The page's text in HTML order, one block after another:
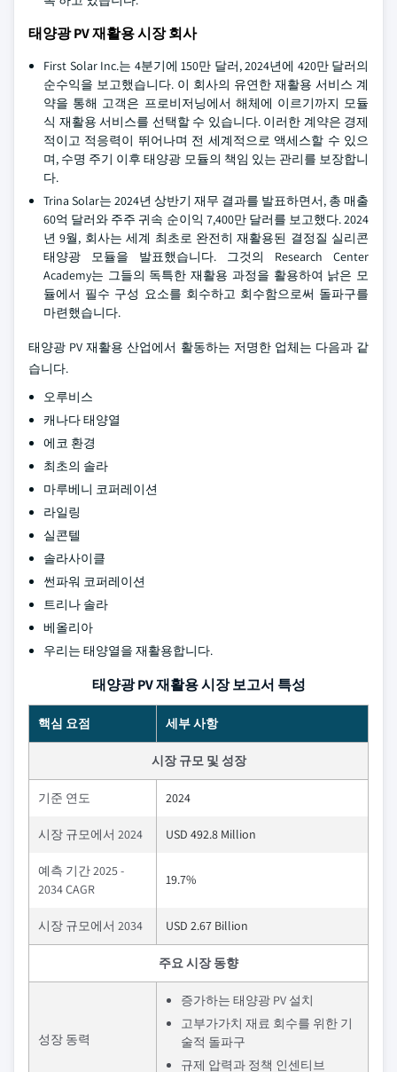
태양광 PV 재활용 시장 회사
First Solar Inc.는 4분기에 150만 달러, 2024년에 420만 달러의
순수익을 보고했습니다. 이 회사의 유연한 재활용 서비스 계
약을 통해 고객은 프로비저닝에서 해체에 이르기까지 모듈
식 재활용 서비스를 선택할 수 있습니다. 이러한 계약은 경제
적이고 적응력이 뛰어나며 전 세계적으로 액세스할 수 있으
며, 수명 주기 이후 태양광 모듈의 책임 있는 관리를 보장합니
다.
Trina Solar는 2024년 상반기 재무 결과를 발표하면서, 총 매출
60억 달러와 주주 귀속 순이익 7,400만 달러를 보고했다. 2024
년 9월, 회사는 세계 최초로 완전히 재활용된 결정질 실리콘
태양광 모듈을 발표했습니다. 그것의 Research Center
Academy는 그들의 독특한 재활용 과정을 활용하여 낡은 모
듈에서 필수 구성 요소를 회수하고 회수함으로써 돌파구를
마련했습니다.
태양광 PV 재활용 산업에서 활동하는 저명한 업체는 다음과 같
습니다.
오루비스
캐나다 태양열
에코 환경
최초의 솔라
마루베니 코퍼레이션
라일링
실콘텔
솔라사이클
썬파워 코퍼레이션
트리나 솔라
베올리아
우리는 태양열을 재활용합니다.
태양광 PV 재활용 시장 보고서 특성
핵심 요점 세부 사항
시장 규모 및 성장
기준 연도 2024
시장 규모에서 2024 USD 492.8 Million
예측 기간 2025 -
2034 CAGR
19.7%
시장 규모에서 2034 USD 2.67 Billion
주요 시장 동향
성장 동력
증가하는 태양광 PV 설치
고부가가치 재료 회수를 위한 기
술적 돌파구
규제 압력과 정책 인센티브